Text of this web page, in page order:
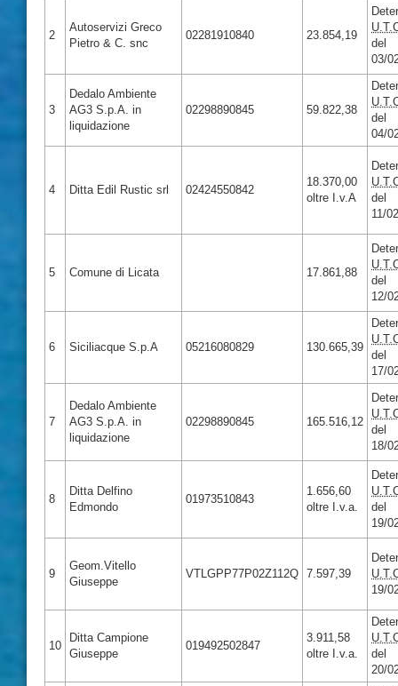
2
Autoservizi Greco
Pietro & C. snc
02281910840 23.854,19
del
03/
3
Dedalo Ambiente
AG3 S.p.A. in
liquidazione
02298890845 59.822,38
del
04/
4 Ditta Edil Rustic srl 02424550842
18.370,00
oltre I.v.A
del
11/
5 Comune di Licata 17.861,88
del
12/
6 Siciliacque S.p.A 05216080829 130.665,39
del
17/
7
Dedalo Ambiente
AG3 S.p.A. in
liquidazione
02298890845 165.516,12
del
18/
8
Ditta Delfino
Edmondo
01973510843
1.656,60
oltre I.v.a.
del
19/
9
Geom.Vitello
Giuseppe
VTLGPP77P02Z112Q 7.597,39
19/
10
Ditta Campione
Giuseppe
019492502847
3.911,58
oltre I.v.a.
del
20/